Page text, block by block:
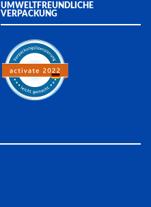
UMWELTFREUNDLICHE
VERPACKUNG